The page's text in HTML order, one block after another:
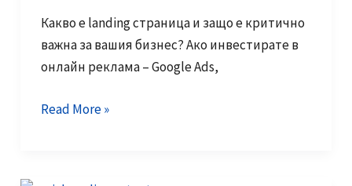
магазините?
Какво е landing страница и защо е критично
важна за вашия бизнес? Ако инвестирате в
онлайн реклама – Google Ads,
Landing
Read More »